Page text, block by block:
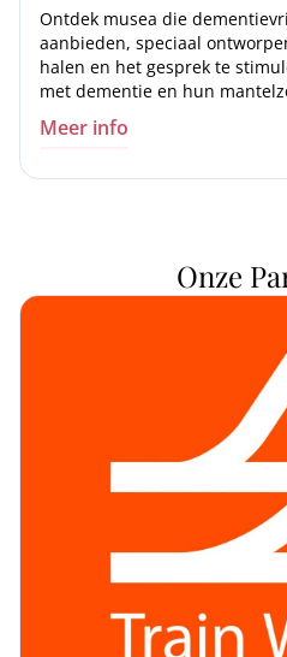
Ontdek musea die
aanbieden, speciaal
halen en het gesprek te
met dementie en hun
Meer info
Onze